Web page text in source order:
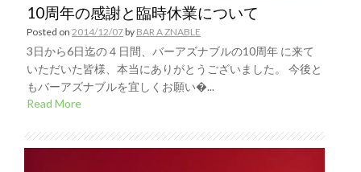
10周年の感謝と臨時休業について
Posted on 2014/12/07by BAR A ZNABLE
3日から6日迄の４日間、バーアズナブルの10周年 に来て
いただいた皆様、本当にありがとうございました。 今後と
もバーアズナブルを宜しくお願い�...
Read More